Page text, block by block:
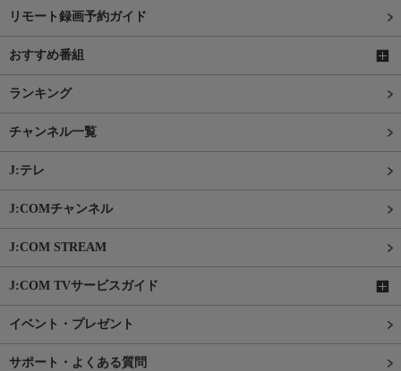
リモート録画予約ガイド
おすすめ番組
ランキング
チャンネル一覧
J:テレ
J:COMチャンネル
J:COM STREAM
J:COM TVサービスガイド
イベント・プレゼント
サポート・よくある質問